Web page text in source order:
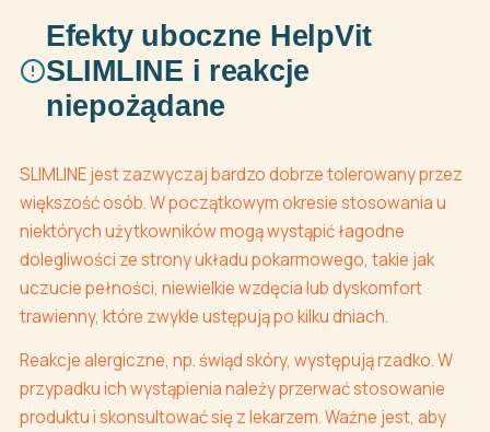
Efekty uboczne HelpVit
SLIMLINE i reakcje
niepożądane
SLIMLINE jest zazwyczaj bardzo dobrze tolerowany przez
większość osób. W początkowym okresie stosowania u
niektórych użytkowników mogą wystąpić łagodne
dolegliwości ze strony układu pokarmowego, takie jak
uczucie pełności, niewielkie wzdęcia lub dyskomfort
trawienny, które zwykle ustępują po kilku dniach.
Reakcje alergiczne, np. świąd skóry, występują rzadko. W
przypadku ich wystąpienia należy przerwać stosowanie
produktu i skonsultować się z lekarzem. Ważne jest, aby